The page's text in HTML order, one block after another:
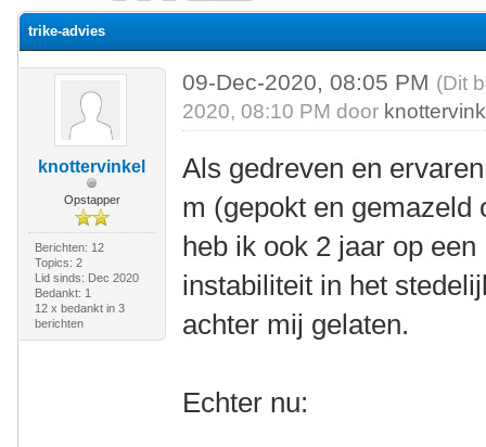
trike-advies
knottervinkel
Opstapper
Berichten: 12
Topics: 2
Lid sinds: Dec 2020
Bedankt: 1
12 x bedankt in 3
berichten
09-Dec-2020, 08:05 PM (Dit
2020, 08:10 PM door
Als gedreven en
m (gepokt en gemazeld
heb ik ook 2 jaar op
instabiliteit in het
achter mij gelaten.
Echter nu: